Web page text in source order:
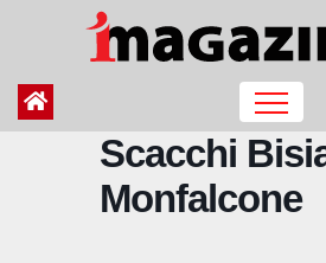
contenuto
Scacchi
Monfalcone